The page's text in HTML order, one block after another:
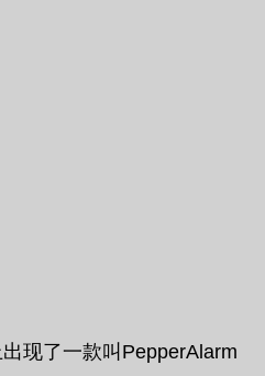
现了一款叫PepperAlarm